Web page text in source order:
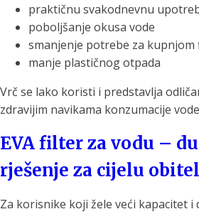
praktičnu svakodnevnu
poboljšanje okusa vode
smanjenje potrebe za kupnjom
manje plastičnog otpada
Vrč se lako koristi i predstavlja
zdravijim navikama konzumacije
EVA filter za vodu –
rješenje za cijelu
Za korisnike koji žele veći kapacitet